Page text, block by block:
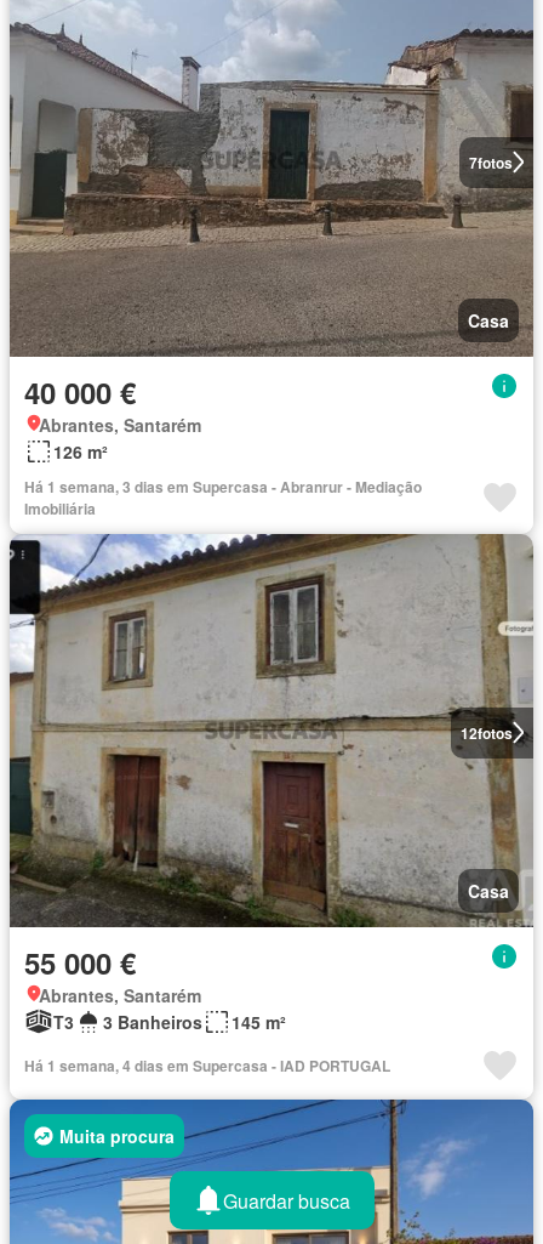
7fotos
Casa
40 000 €
Abrantes, Santarém
126 m²
Há 1 semana, 3 dias em Supercasa - Abranrur - Mediação
Imobiliária
12fotos
Casa
55 000 €
Abrantes, Santarém
T3
3 Banheiros 145 m²
Há 1 semana, 4 dias em Supercasa - IAD PORTUGAL
Muita procura
Guardar busca